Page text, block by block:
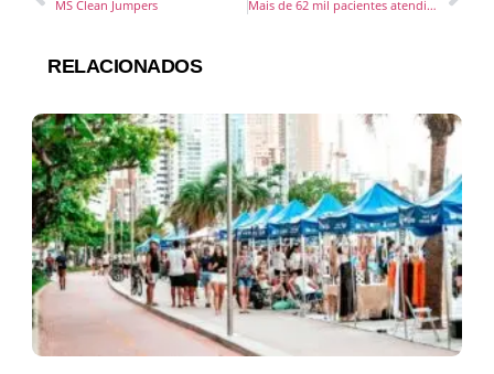
MS Clean Jumpers Mais de 62 mil pacientes atendidos na Casa de Acolhimento da Associação Madre Teresa
RELACIONADOS